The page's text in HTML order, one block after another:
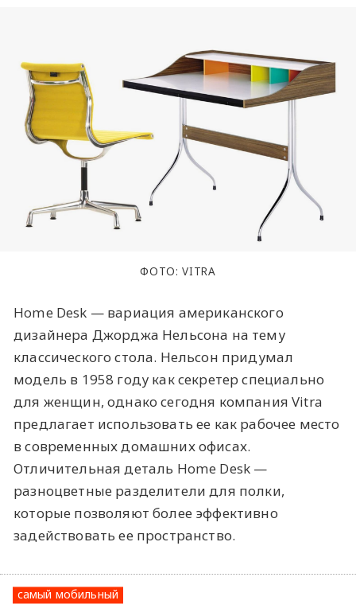
ФОТО: VITRA
Home Desk — вариация американского
дизайнера Джорджа Нельсона на тему
классического стола. Нельсон придумал
модель в 1958 году как секретер специально
для женщин, однако сегодня компания Vitra
предлагает использовать ее как рабочее место
в современных домашних офисах.
Отличительная деталь Home Desk —
разноцветные разделители для полки,
которые позволяют более эффективно
задействовать ее пространство.
самый мобильный